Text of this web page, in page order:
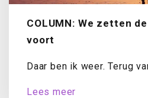
COLUMN: We zetten
voort
Daar ben ik weer. Terug
Lees meer